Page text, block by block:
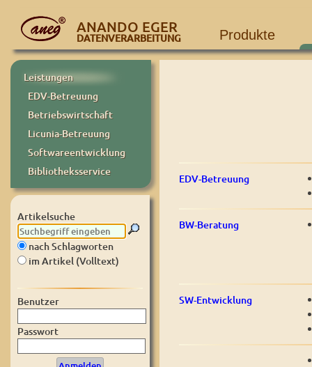
ANANDO EGER
DATENVERARBEITUNG Produkte
Leistungen
EDV-Betreuung
Betriebswirtschaft
Licunia-Betreuung
Softwareentwicklung
Bibliotheksservice
Artikelsuche
nach Schlagworten
im Artikel (Volltext)
Benutzer
Passwort
EDV-Betreuung
BW-Beratung
SW-Entwicklung